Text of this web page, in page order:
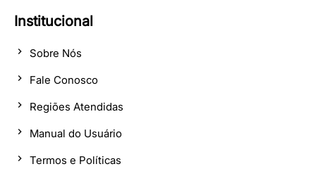
Institucional
Sobre Nós
Fale Conosco
Regiões Atendidas
Manual do Usuário
Termos e Políticas